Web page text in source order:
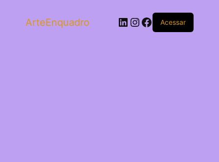
ArteEnquadro LinkedIn
Instagram
Facebook
Acessar